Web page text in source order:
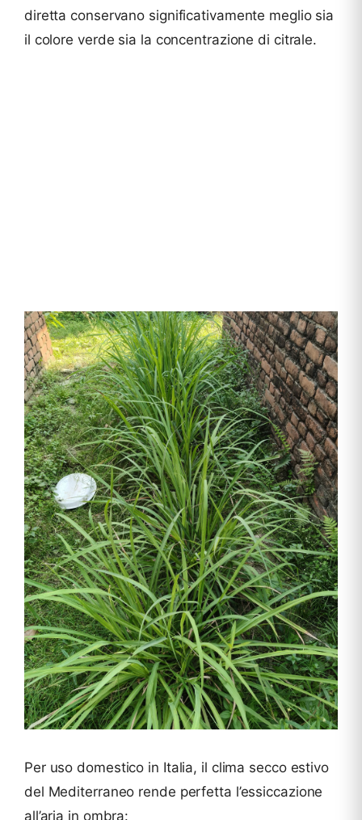
diretta conservano significativamente meglio sia
il colore verde sia la concentrazione di citrale.
Per uso domestico in Italia, il clima secco estivo
del Mediterraneo rende perfetta l’essiccazione
all’aria in ombra: